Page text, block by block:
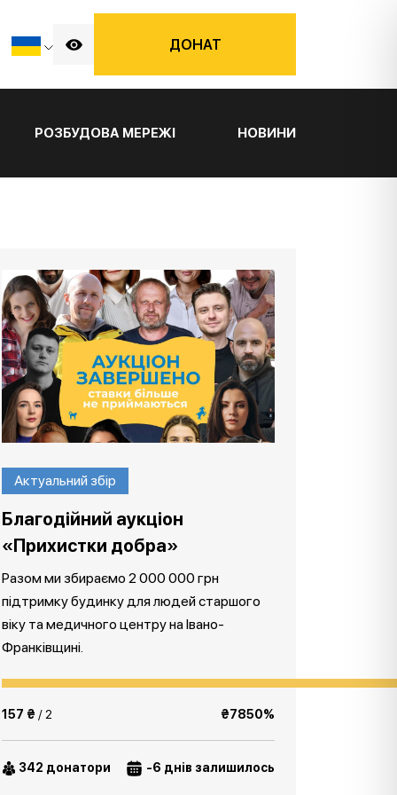
ДОНАТ
РОЗБУДОВА МЕРЕЖІ НОВИНИ
Актуальний збір
Благодійний аукціон
«Прихистки добра»
Разом ми збираємо 2 000 000 грн
підтримку будинку для людей старшого
віку та медичного центру на Івано-
Франківщині.
157 ₴ / 2 ₴7850%
342 донатори -6 днів залишилось